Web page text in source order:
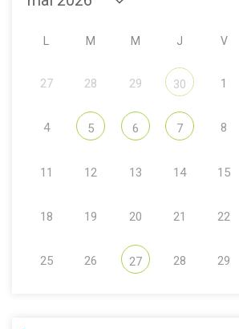
M M J V
27 28 29 30 1
4 5 6 7 8
11 12 13 14 15
18 19 20 21 22
25 26 27 28 29